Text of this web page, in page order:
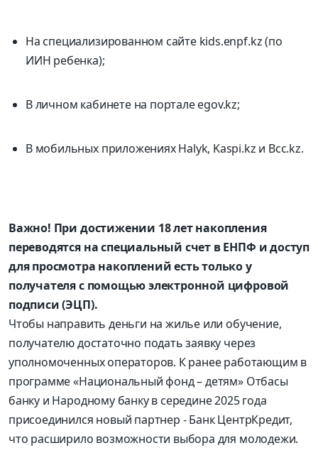
На специализированном сайте kids.enpf.kz (по
ИИН ребенка);
В личном кабинете на портале egov.kz;
В мобильных приложениях Halyk, Kaspi.kz и Bcc.kz.
Важно! При достижении 18 лет накопления
переводятся на специальный счет в ЕНПФ и доступ
для просмотра накоплений есть только у
получателя с помощью электронной цифровой
подписи (ЭЦП).
Чтобы направить деньги на жилье или обучение,
получателю достаточно подать заявку через
уполномоченных операторов. К ранее работающим в
программе «Национальный фонд – детям» Отбасы
банку и Народному банку в середине 2025 года
присоединился новый партнер - Банк ЦентрКредит,
что расширило возможности выбора для молодежи.